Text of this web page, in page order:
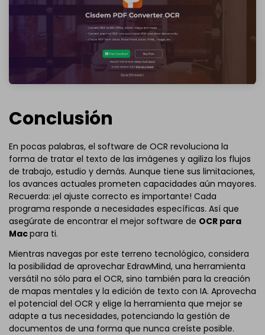
Conclusión
En pocas palabras, el software de OCR revoluciona la
forma de tratar el texto de las imágenes y agiliza los flujos
de trabajo, estudio y demás. Aunque tiene sus limitaciones,
los avances actuales prometen capacidades aún mayores.
Recuerda: ¡el ajuste correcto es importante! Cada
programa responde a necesidades específicas. Así que
asegúrate de encontrar el mejor software de OCR para
Macpara ti.
Mientras navegas por este terreno tecnológico, considera
la posibilidad de aprovechar EdrawMind, una herramienta
versátil no sólo para el OCR, sino también para la creación
de mapas mentales y la edición de texto con IA. Aprovecha
el potencial del OCR y elige la herramienta que mejor se
adapte a tus necesidades, potenciando la gestión de
documentos de una forma que nunca creíste posible.